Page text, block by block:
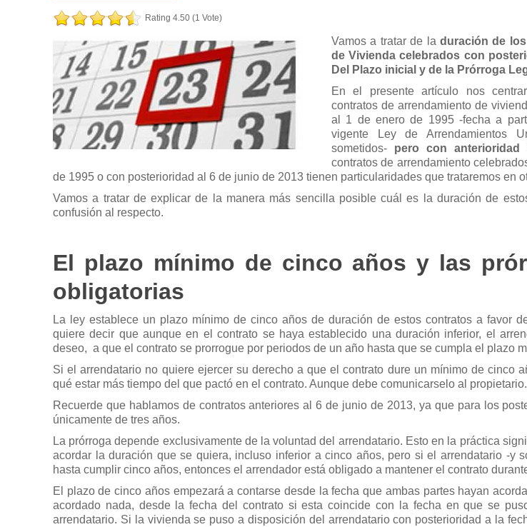
Rating 4.50 (1 Vote)
Vamos a tratar de la duración de
de Vivienda celebrados con
Del Plazo inicial y de la Prórroga
En el presente artículo nos
contratos de arrendamiento de
al 1 de enero de 1995 -fecha a
vigente Ley de Arrendamientos
sometidos- pero con
contratos de arrendamiento
de 1995 o con posterioridad al 6 de junio de 2013 tienen particularidades que trataremos en
Vamos a tratar de explicar de la manera más sencilla posible cuál es la duración de
confusión al respecto.
El plazo mínimo de cinco años y las
obligatorias
La ley establece un plazo mínimo de cinco años de duración de estos contratos a favor
quiere decir que aunque en el contrato se haya establecido una duración inferior, el
deseo, a que el contrato se prorrogue por periodos de un año hasta que se cumpla el plazo
Si el arrendatario no quiere ejercer su derecho a que el contrato dure un mínimo de cinco
qué estar más tiempo del que pactó en el contrato. Aunque debe comunicarselo al propietario.
Recuerde que hablamos de contratos anteriores al 6 de junio de 2013, ya que para los
únicamente de tres años.
La prórroga depende exclusivamente de la voluntad del arrendatario. Esto en la práctica
acordar la duración que se quiera, incluso inferior a cinco años, pero si el arrendatario -y
hasta cumplir cinco años, entonces el arrendador está obligado a mantener el contrato
El plazo de cinco años empezará a contarse desde la fecha que ambas partes hayan
acordado nada, desde la fecha del contrato si esta coincide con la fecha en que se
arrendatario. Si la vivienda se puso a disposición del arrendatario con posterioridad a la